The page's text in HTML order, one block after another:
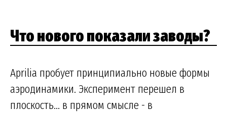
Что нового показали заводы?
Aprilia пробует принципиально новые формы
аэродинамики. Эксперимент перешел в
плоскость... в прямом смысле - в